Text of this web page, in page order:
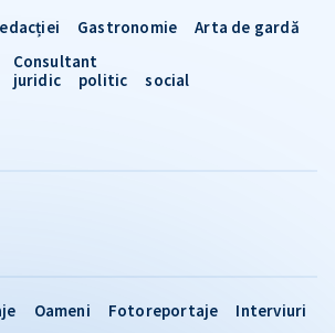
Oameni Fotoreportaje
Interviuri
Gastronomie
Arta de gardă
Consultant
juridic
politic social